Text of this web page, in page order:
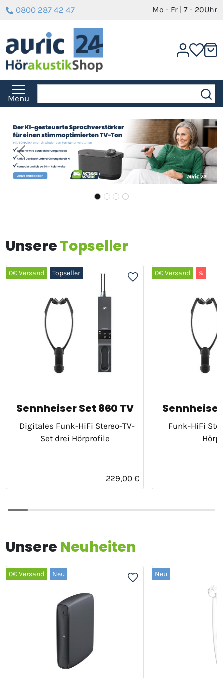
0800 287 42 47 Mo - Fr | 7 - 20Uhr
Menu
Previous Next
UnsereTopseller
0€ Versand Topseller
Sennheiser Set 860 TV
Digitales Funk-HiFi Stereo-TV-
Set drei Hörprofile
229,00 €
0€ Versand %
Funk-HiFi
Unsere Neuheiten
0€ Versand Neu Neu